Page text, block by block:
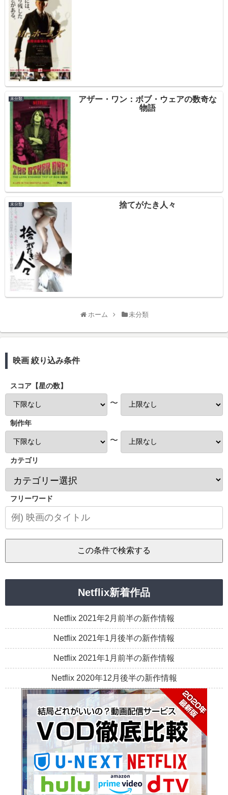
未分類
アザー・ワン：ボブ・ウェアの数奇な
物語
未分類 捨てがたき人々
ホーム 未分類
映画 絞り込み条件
スコア【星の数】
〜
制作年
〜
カテゴリ
フリーワード
Netflix新着作品
Netflix 2021年2月前半の新作情報
Netflix 2021年1月後半の新作情報
Netflix 2021年1月前半の新作情報
Netflix 2020年12月後半の新作情報